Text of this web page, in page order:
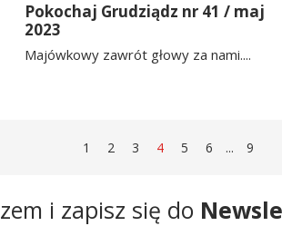
Pokochaj Grudziądz nr 41 / maj
2023
Majówkowy zawrót głowy za nami....
STRONA
1 STRONA
2 STRONA
3 STRONA
4 STRONA
5 STRONA
6 ... 9
i zapisz się do